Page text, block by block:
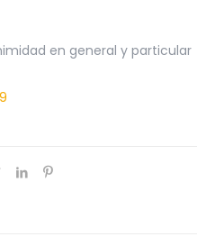
en general y particular